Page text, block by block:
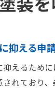
抑える申
えるため
れており